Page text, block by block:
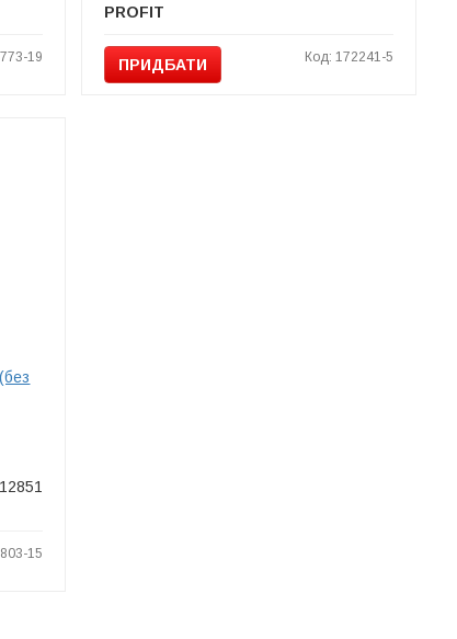
19
PROFIT
ПРИДБАТИ Код: 172241-5
15